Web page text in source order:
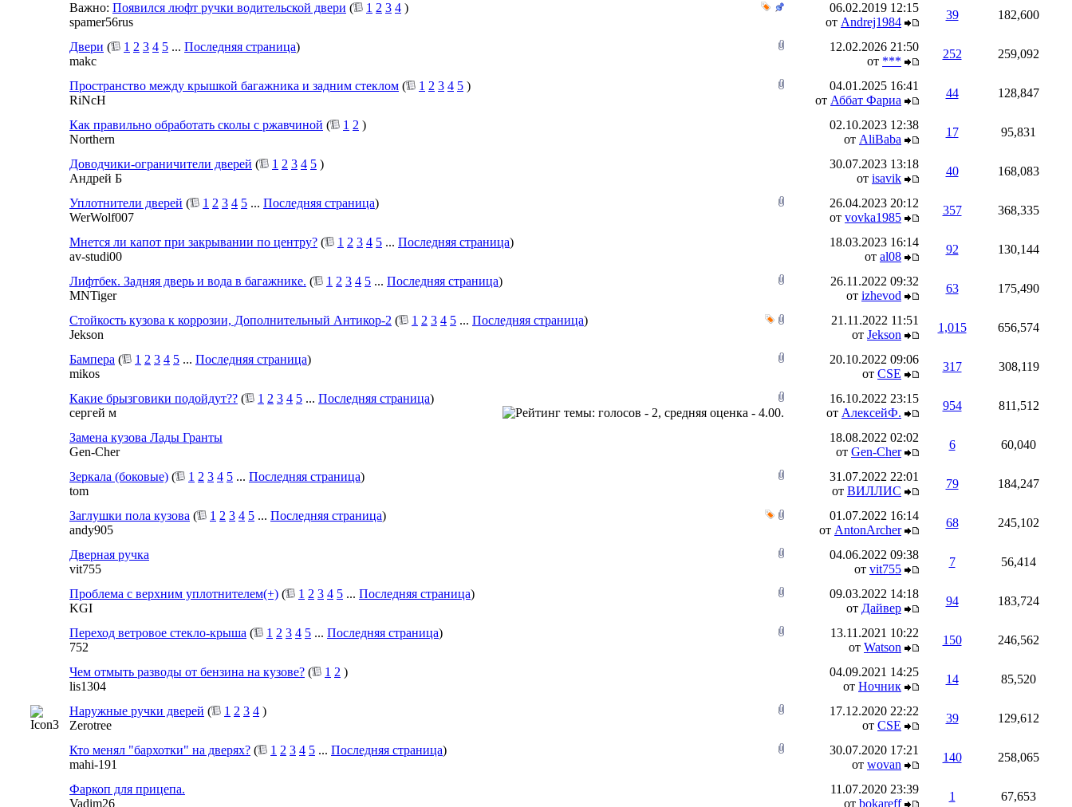
Важно: Появился люфт ручки водительской двери ( 1 2 3 4 )
spamer56rus
06.02.2019 12:15
от Andrej1984
39 182,600
Двери ( 1 2 3 4 5 ... Последняя страница)
makc
12.02.2026 21:50
от ***
252 259,092
Пространство между крышкой багажника и задним стеклом ( 1 2 3 4 5 )
RiNcH
04.01.2025 16:41
от Аббат Фариа
44 128,847
Как правильно обработать сколы с ржавчиной ( 1 2 )
Northern
02.10.2023 12:38
от AliBaba
17 95,831
Доводчики-ограничители дверей ( 1 2 3 4 5 )
Андрей Б
30.07.2023 13:18
от isavik
40 168,083
Уплотнители дверей ( 1 2 3 4 5 ... Последняя страница)
WerWolf007
26.04.2023 20:12
от vovka1985
357 368,335
Мнется ли капот при закрывании по центру? ( 1 2 3 4 5 ... Последняя страница)
av-studi00
18.03.2023 16:14
от al08
92 130,144
Лифтбек. Задняя дверь и вода в багажнике. ( 1 2 3 4 5 ... Последняя страница)
MNTiger
26.11.2022 09:32
от izhevod
63 175,490
Стойкость кузова к коррозии, Дополнительный Антикор-2 ( 1 2 3 4 5 ... Последняя страница)
Jekson
21.11.2022 11:51
от Jekson
1,015 656,574
Бампера ( 1 2 3 4 5 ... Последняя страница)
mikos
20.10.2022 09:06
от CSE
317 308,119
Какие брызговики подойдут?? ( 1 2 3 4 5 ... Последняя страница)
сергей м
16.10.2022 23:15
от АлексейФ.
954 811,512
Замена кузова Лады Гранты
Gen-Cher
18.08.2022 02:02
от Gen-Cher
6 60,040
Зеркала (боковые) ( 1 2 3 4 5 ... Последняя страница)
tom
31.07.2022 22:01
от ВИЛЛИС
79 184,247
Заглушки пола кузова ( 1 2 3 4 5 ... Последняя страница)
andy905
01.07.2022 16:14
от AntonArcher
68 245,102
Дверная ручка
vit755
04.06.2022 09:38
от vit755
7 56,414
Проблема с верхним уплотнителем(+) ( 1 2 3 4 5 ... Последняя страница)
KGI
09.03.2022 14:18
от Дайвер
94 183,724
Переход ветровое стекло-крыша ( 1 2 3 4 5 ... Последняя страница)
752
13.11.2021 10:22
от Watson
150 246,562
Чем отмыть разводы от бензина на кузове? ( 1 2 )
lis1304
04.09.2021 14:25
от Ночник
14 85,520
Наружные ручки дверей ( 1 2 3 4 )
Zerotree
17.12.2020 22:22
от CSE
39 129,612
Кто менял "бархотки" на дверях? ( 1 2 3 4 5 ... Последняя страница)
mahi-191
30.07.2020 17:21
от wovan
140 258,065
Фаркоп для прицепа.
Vadim26
11.07.2020 23:39
от bokareff
1 67,653